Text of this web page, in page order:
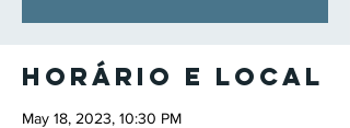
Horário e local
May 18, 2023, 10:30 PM